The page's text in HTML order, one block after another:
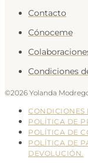
Contacto
Cónoceme
Condiciones
©2026 Yolanda
CONDICIONES
POLÍTICA DE
POLÍTICA DE
POLÍTICA DE
DEVOLUCIÓN.